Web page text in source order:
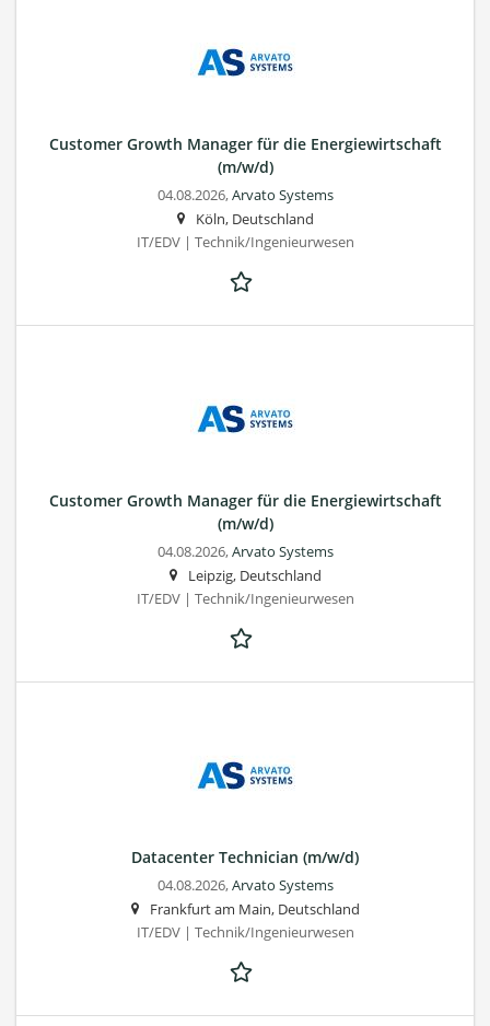
Customer Growth Manager für die Energiewirtschaft
(m/w/d)
04.08.2026,Arvato Systems
Köln, Deutschland
IT/EDV | Technik/Ingenieurwesen
Customer Growth Manager für die Energiewirtschaft
(m/w/d)
04.08.2026,Arvato Systems
Leipzig, Deutschland
IT/EDV | Technik/Ingenieurwesen
Datacenter Technician (m/w/d)
04.08.2026,Arvato Systems
Frankfurt am Main, Deutschland
IT/EDV | Technik/Ingenieurwesen